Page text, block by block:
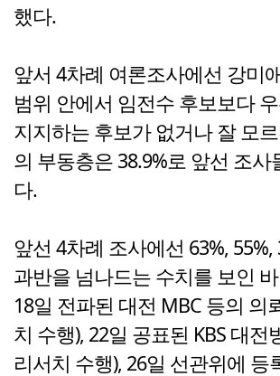
했다.
앞서 4차례 여론조사에선 강미
범위 안에서 임전수 후보보다
지지하는 후보가 없거나 잘 모
의 부동층은 38.9%로 앞선 조사
다.
앞선 4차례 조사에선 63%, 55%,
과반을 넘나드는 수치를 보인
18일 전파된 대전 MBC 등의 의
치 수행), 22일 공표된 KBS 대전
리서치 수행), 26일 선관위에 등